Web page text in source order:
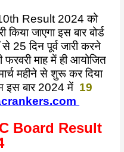
10th Result 2024 को
जाएगा इस बार बोर्ड
से 25 दिन पूर्व जारी करने
फरवरी माह में ही आयोजित
महीने से शुरू कर दिया
इस बार 2024 में 19
Board Result